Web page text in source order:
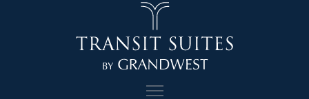
Wifi Internet access
Lorem ipsum dolor sit amet,